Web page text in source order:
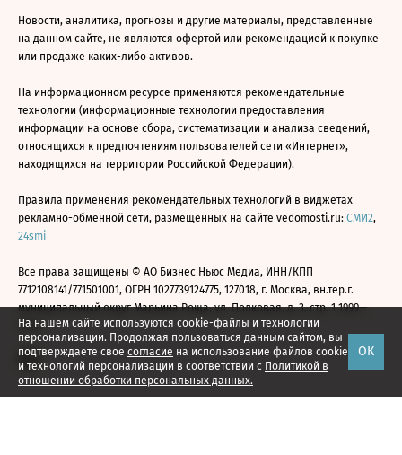
На нашем сайте используются cookie-файлы и технологии
персонализации. Продолжая пользоваться данным сайтом, вы
подтверждаете свое согласие на использование файлов cookie
и технологий персонализации в соответствии с Политикой в
отношении обработки персональных данных.
ОК
Новости, аналитика, прогнозы и другие материалы, представленные
на данном сайте, не являются офертой или рекомендацией к покупке
или продаже каких-либо активов.
На информационном ресурсе применяются рекомендательные
технологии (информационные технологии предоставления
информации на основе сбора, систематизации и анализа сведений,
относящихся к предпочтениям пользователей сети «Интернет»,
находящихся на территории Российской Федерации).
Правила применения рекомендательных технологий в виджетах
рекламно-обменной сети, размещенных на сайте vedomosti.ru: СМИ2,
24smi
Все права защищены © АО Бизнес Ньюс Медиа, ИНН/КПП
7712108141/771501001, ОГРН 1027739124775, 127018, г. Москва, вн.тер.г.
муниципальный округ Марьина Роща, ул. Полковая, д. 3, стр. 1 1999—
2026